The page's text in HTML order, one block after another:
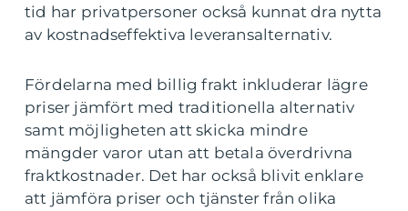
tid har privatpersoner också kunnat dra nytta
av kostnadseffektiva leveransalternativ.
Fördelarna med billig frakt inkluderar lägre
priser jämfört med traditionella alternativ
samt möjligheten att skicka mindre
mängder varor utan att betala överdrivna
fraktkostnader. Det har också blivit enklare
att jämföra priser och tjänster från olika